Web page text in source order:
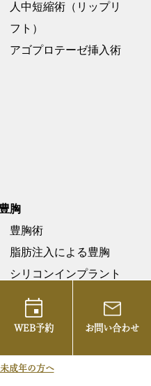
WEB予約 お問い合わせ
成年の方へ
人中短縮術（リップリ
フト）
アゴプロテーゼ挿入術
胸
豊胸術
脂肪注入による豊胸
シリコンインプラント
による豊胸
シリコンインプラント
(ハイブリッド豊胸)